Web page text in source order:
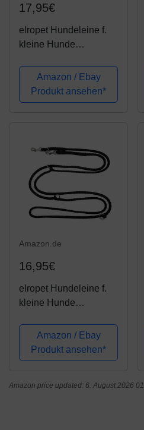
17,95€
elropet Hundeleine f.
kleine Hunde
4fach verstellbar
Florida
Amazon / Ebay
Produkt ansehen*
Amazon.de
16,95€
elropet Hundeleine f.
kleine Hunde
4fach verstellbar
schwarz
Amazon / Ebay
Produkt ansehen*
Amazon price updated: 6. August 2026